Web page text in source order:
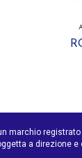
marchio
a direzione e